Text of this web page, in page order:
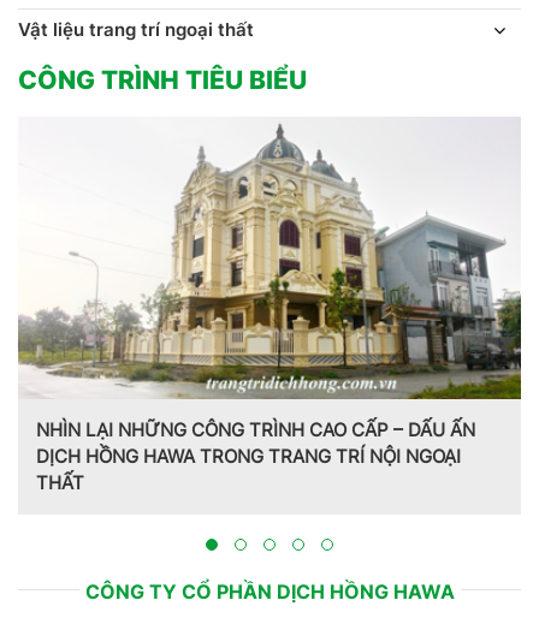
Vật liệu trang trí ngoại thất
CÔNG TRÌNH TIÊU BIỂU
NHÌN LẠI NHỮNG CÔNG TRÌNH CAO CẤP – DẤU ẤN
DỊCH HỒNG HAWA TRONG TRANG TRÍ NỘI NGOẠI
THẤT
CÔNG TY CỔ PHẦN DỊCH HỒNG HAWA